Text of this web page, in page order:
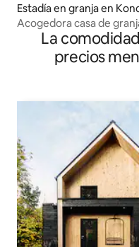
Estadía en granja en
Acogedora casa de
danza de la lluvia
La
precios